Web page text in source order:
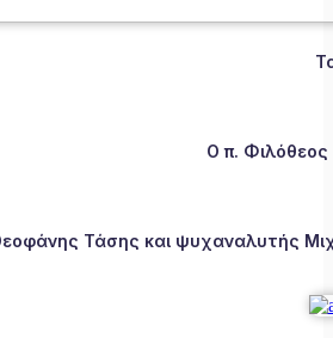
Ο π.
Τάσης και ψυχαναλυτής